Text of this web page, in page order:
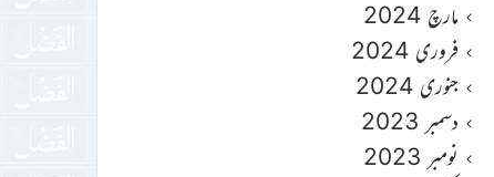
مارچ 2024
فروری 2024
جنوری 2024
دسمبر 2023
نومبر 2023